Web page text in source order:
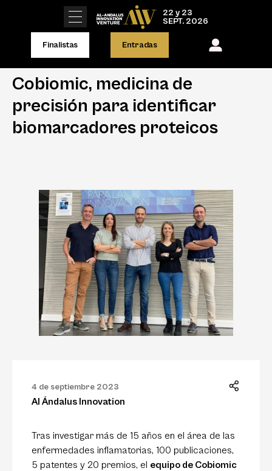
22 y 23
SEPT. 2026
Finalistas Entradas
Cobiomic, medicina de
precisión para identificar
biomarcadores proteicos
4 de septiembre 2023
Al Ándalus Innovation
Tras investigar más de 15 años en el área de las
enfermedades inflamatorias, 100 publicaciones,
5 patentes y 20 premios, el equipo de Cobiomic